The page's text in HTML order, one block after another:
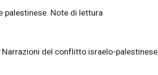
palestinese. Note di lettura
del conflitto israelo-palestinese